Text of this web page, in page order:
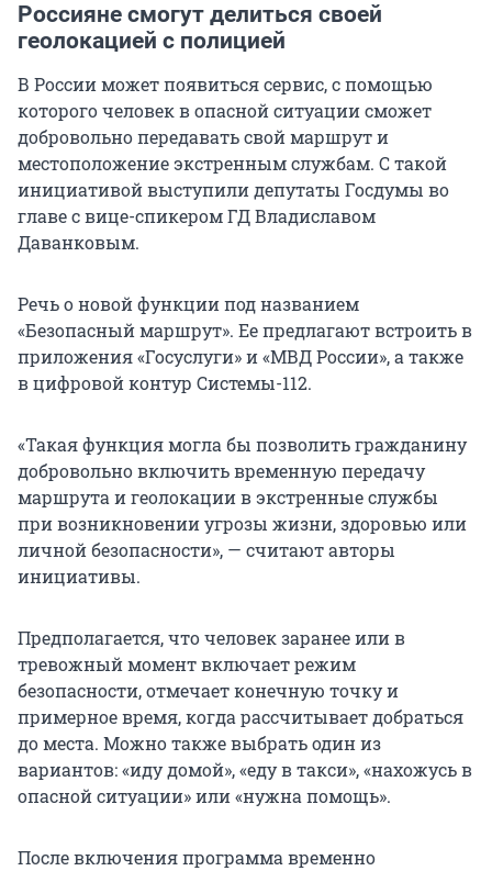
Россияне смогут делиться своей
геолокацией с полицией
В России может появиться сервис, с помощью
которого человек в опасной ситуации сможет
добровольно передавать свой маршрут и
местоположение экстренным службам. С такой
инициативой выступили депутаты Госдумы во
главе с вице-спикером ГД Владиславом
Даванковым.
Речь о новой функции под названием
«Безопасный маршрут». Ее предлагают встроить в
приложения «Госуслуги» и «МВД России», а также
в цифровой контур Системы-112.
«Такая функция могла бы позволить гражданину
добровольно включить временную передачу
маршрута и геолокации в экстренные службы
при возникновении угрозы жизни, здоровью или
личной безопасности», — считают авторы
инициативы.
Предполагается, что человек заранее или в
тревожный момент включает режим
безопасности, отмечает конечную точку и
примерное время, когда рассчитывает добраться
до места. Можно также выбрать один из
вариантов: «иду домой», «еду в такси», «нахожусь в
опасной ситуации» или «нужна помощь».
После включения программа временно